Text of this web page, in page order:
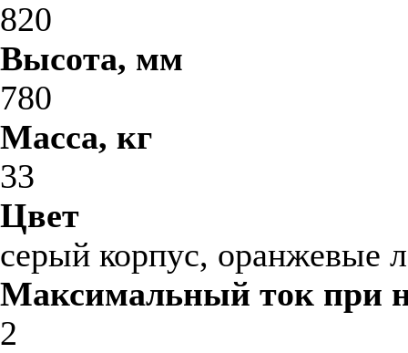
820
Высота, мм
780
Масса, кг
33
Цвет
серый корпус, оранжевые
Максимальный ток при
2